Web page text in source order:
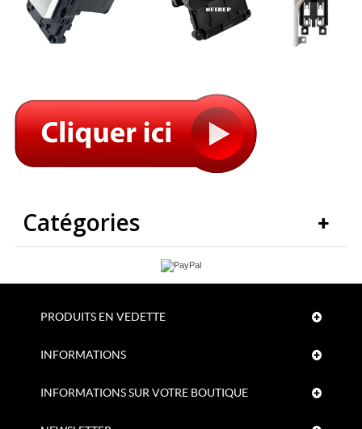
Catégories
PRODUITS EN VEDETTE
INFORMATIONS
INFORMATIONS SUR VOTRE BOUTIQUE